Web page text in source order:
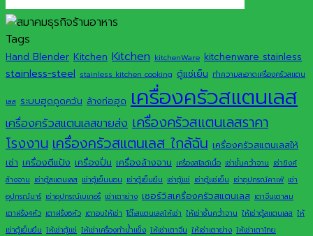
Tags
Hand Blender Kitchen Kitchen kitchenWare kitchenware stainless
stainless-steel stainless kitchen cooking ตู้แช่เย็น ทำความสะอาดเครื่องครัวสแตน
เลส ระบบฮูดดูดควัน ล้างท่อฮูด เครื่องครัวสแตนเลส
เครื่องครัวสแตนเลสขายส่ง เครื่องครัวสแตนเลสราคา
โรงงาน เครื่องครัวสแตนเลส ใกล้ฉัน เครื่องครัวสแตนเลสให้
เช่า เครื่องตีแป้ง เครื่องปั่น เครื่องล้างจาน เครื่องสไลด์เนื้อ เช่าชั้นคว่ำจาน เช่าซิงค์
ล้างจาน เช่าตู้สแตนเลส เช่าตู้เย็นนอน เช่าตู้เย็นยืน เช่าตู้แช่ เช่าตู้แช่เย็น เช่าอุปกรณ์คาเฟ่ เช่า
อุปกรณ์บาร์ เช่าอุปกรณ์เบเกอรี่ เช่าเตาย่าง เซอร์วิสเครื่องครัวสแตนเลส เตาจีนเตาลม
เตาฝรั่ง4หัว เตาฝรั่ง6หัว เตาอบให้เช่า โต๊ะสแตนเลสให้เช่า ให้เช่าชั้นคว่ำจาน ให้เช่าตู้สแตนเลส ให้
เช่าตู้เย็นยืน ให้เช่าตู้แช่ ให้เช่าเครื่องทำน้ำแข็ง ให้เช่าเตาจีน ให้เช่าเตาย่าง ให้เช่าเตาไทย